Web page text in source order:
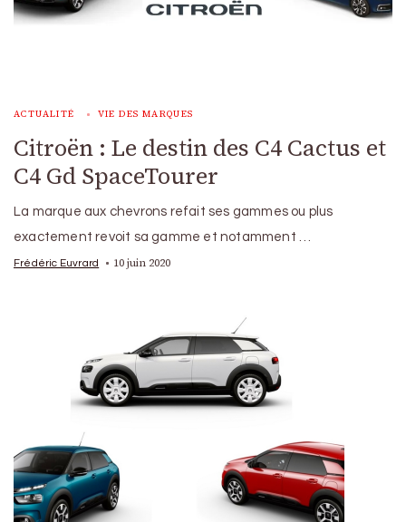
ACTUALITÉ VIE DES MARQUES
Citroën : Le destin des C4 Cactus et
C4 Gd SpaceTourer
La marque aux chevrons refait ses gammes ou plus
exactement revoit sa gamme et notamment …
Frédéric Euvrard 10 juin 2020